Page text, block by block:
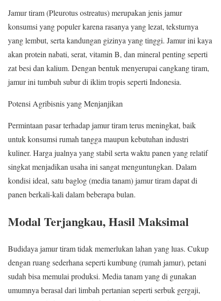
Jamur tiram (Pleurotus ostreatus) merupakan jenis jamur
konsumsi yang populer karena rasanya yang lezat, teksturnya
yang lembut, serta kandungan gizinya yang tinggi. Jamur ini kaya
akan protein nabati, serat, vitamin B, dan mineral penting seperti
zat besi dan kalium. Dengan bentuk menyerupai cangkang tiram,
jamur ini tumbuh subur di iklim tropis seperti Indonesia.
Potensi Agribisnis yang Menjanjikan
Permintaan pasar terhadap jamur tiram terus meningkat, baik
untuk konsumsi rumah tangga maupun kebutuhan industri
kuliner. Harga jualnya yang stabil serta waktu panen yang relatif
singkat menjadikan usaha ini sangat menguntungkan. Dalam
kondisi ideal, satu baglog (media tanam) jamur tiram dapat di
panen berkali-kali dalam beberapa bulan.
Modal Terjangkau, Hasil Maksimal
Budidaya jamur tiram tidak memerlukan lahan yang luas. Cukup
dengan ruang sederhana seperti kumbung (rumah jamur), petani
sudah bisa memulai produksi. Media tanam yang di gunakan
umumnya berasal dari limbah pertanian seperti serbuk gergaji,